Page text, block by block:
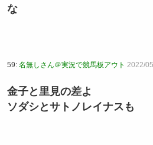
な
59: 名無しさん＠実況で競馬板アウト 2022/
金子と里見の差よ
ソダシとサトノレイナスも